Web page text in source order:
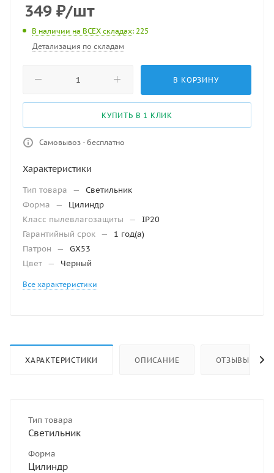
349 ₽/шт
В наличии на ВСЕХ складах: 225
Детализация по складам
В КОРЗИНУ
КУПИТЬ В 1 КЛИК
Самовывоз - бесплатно
Характеристики
Тип товара —
Светильник
Форма
—
Цилиндр
Класс пылевлагозащиты
—
IP20
Гарантийный срок —
1 год(а)
Патрон
—
GX53
Цвет — Черный
Все характеристики
ХАРАКТЕРИСТИКИ ОПИСАНИЕ ОТЗЫВЫ
Тип товара
Светильник
Форма
Цилиндр